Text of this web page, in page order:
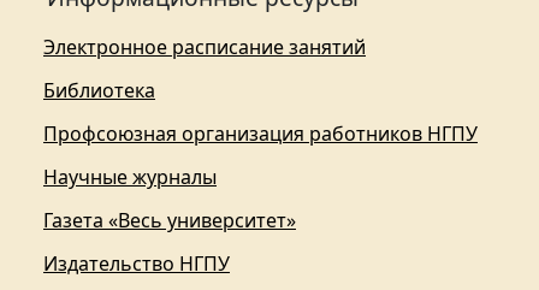
Электронное расписание занятий
Библиотека
Профсоюзная организация работников НГПУ
Научные журналы
Газета «Весь университет»
Издательство НГПУ